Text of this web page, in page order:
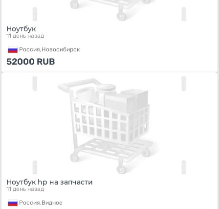
Ноутбук
11 день назад
Россия,Новосибирск
52000 RUB
Ноутбук hp на запчасти
11 день назад
Россия,Видное